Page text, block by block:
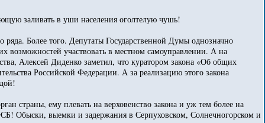
заливать в уши населения оголтелую чушь!
Более того. Депутаты Государственной Думы однозначно
возможностей участвовать в местном самоуправлении. А на
Алексей Диденко заметил, что куратором закона «Об общих
Российской Федерации. А за реализацию этого закона
страны, ему плевать на верховенство закона и уж тем более на
Обыски, выемки и задержания в Серпуховском, Солнечногорском и